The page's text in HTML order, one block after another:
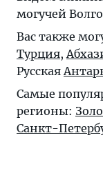
могучей
Вас также
Турция,
Русская
Самые
регионы:
Санкт-